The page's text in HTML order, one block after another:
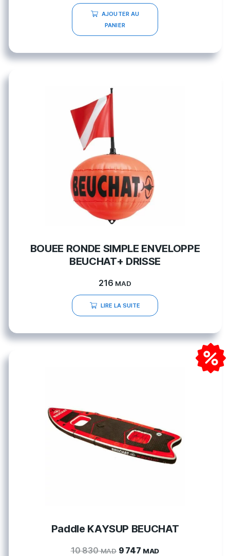
AJOUTER AU
PANIER
BOUEE RONDE SIMPLE ENVELOPPE
BEUCHAT+ DRISSE
216 MAD
LIRE LA SUITE
Paddle KAYSUP BEUCHAT
10 830MAD 9 747 MAD